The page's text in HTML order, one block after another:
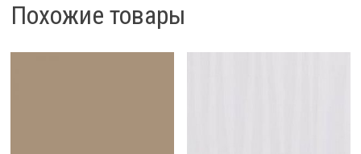
Похожие товары